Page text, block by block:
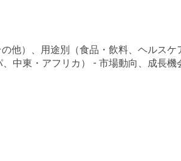
他）、用途別（食品・飲料、ヘルス
東・アフリカ） - 市場動向、成長機